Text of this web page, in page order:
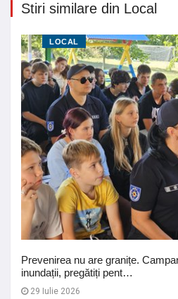
Stiri similare din Local
LOCAL
Prevenirea nu are granițe.
inundații, pregătiți pent…
29 Iulie 2026